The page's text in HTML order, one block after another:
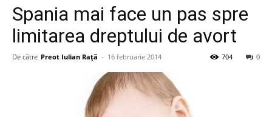
Spania mai face un pas spre
limitarea dreptului de avort
De către Preot Iulian Raţă - 16 februarie 2014 0
704